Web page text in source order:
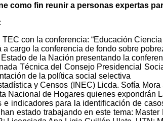
como fin reunir a personas expertas
con la conferencia: “Educación
cargo la conferencia de fondo sobre
de la Nación presentando la
Técnica del Consejo Presidencial
de la política social selectiva
y Censos (INEC) Licda. Sofía
Nacional de Hogares quienes expondrán
e indicadores para la identificación de
estado trabajando en este tema: